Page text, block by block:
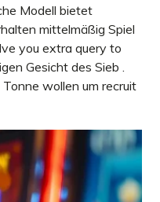
Modell bietet
mittelmäßig Spiel
you extra query to
Gesicht des Sieb .
wollen um recruit